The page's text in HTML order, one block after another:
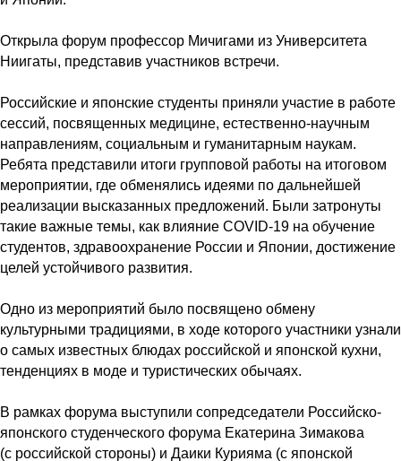
Открыла форум профессор Мичигами из Университета
Ниигаты, представив участников встречи.
Российские и японские студенты приняли участие в работе
сессий, посвященных медицине, естественно-научным
направлениям, социальным и гуманитарным наукам.
Ребята представили итоги групповой работы на итоговом
мероприятии, где обменялись идеями по дальнейшей
реализации высказанных предложений. Были затронуты
такие важные темы, как влияние COVID-19 на обучение
студентов, здравоохранение России и Японии, достижение
целей устойчивого развития.
Одно из мероприятий было посвящено обмену
культурными традициями, в ходе которого участники узнали
о самых известных блюдах российской и японской кухни,
тенденциях в моде и туристических обычаях.
В рамках форума выступили сопредседатели Российско-
японского студенческого форума Екатерина Зимакова
(с российской стороны) и Даики Курияма (с японской